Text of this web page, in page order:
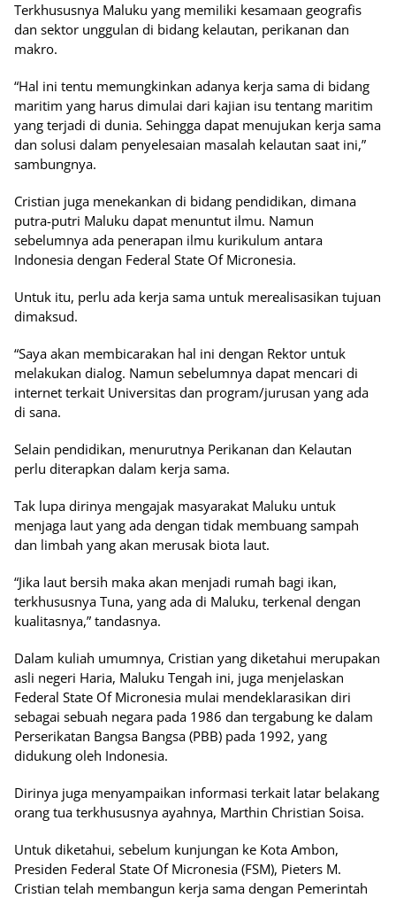
Terkhususnya Maluku yang memiliki kesamaan geografis
dan sektor unggulan di bidang kelautan, perikanan dan
makro.
“Hal ini tentu memungkinkan adanya kerja sama di bidang
maritim yang harus dimulai dari kajian isu tentang maritim
yang terjadi di dunia. Sehingga dapat menujukan kerja sama
dan solusi dalam penyelesaian masalah kelautan saat ini,”
sambungnya.
Cristian juga menekankan di bidang pendidikan, dimana
putra-putri Maluku dapat menuntut ilmu. Namun
sebelumnya ada penerapan ilmu kurikulum antara
Indonesia dengan Federal State Of Micronesia.
Untuk itu, perlu ada kerja sama untuk merealisasikan tujuan
dimaksud.
“Saya akan membicarakan hal ini dengan Rektor untuk
melakukan dialog. Namun sebelumnya dapat mencari di
internet terkait Universitas dan program/jurusan yang ada
di sana.
Selain pendidikan, menurutnya Perikanan dan Kelautan
perlu diterapkan dalam kerja sama.
Tak lupa dirinya mengajak masyarakat Maluku untuk
menjaga laut yang ada dengan tidak membuang sampah
dan limbah yang akan merusak biota laut.
“Jika laut bersih maka akan menjadi rumah bagi ikan,
terkhususnya Tuna, yang ada di Maluku, terkenal dengan
kualitasnya,” tandasnya.
Dalam kuliah umumnya, Cristian yang diketahui merupakan
asli negeri Haria, Maluku Tengah ini, juga menjelaskan
Federal State Of Micronesia mulai mendeklarasikan diri
sebagai sebuah negara pada 1986 dan tergabung ke dalam
Perserikatan Bangsa Bangsa (PBB) pada 1992, yang
didukung oleh Indonesia.
Dirinya juga menyampaikan informasi terkait latar belakang
orang tua terkhususnya ayahnya, Marthin Christian Soisa.
Untuk diketahui, sebelum kunjungan ke Kota Ambon,
Presiden Federal State Of Micronesia (FSM), Pieters M.
Cristian telah membangun kerja sama dengan Pemerintah